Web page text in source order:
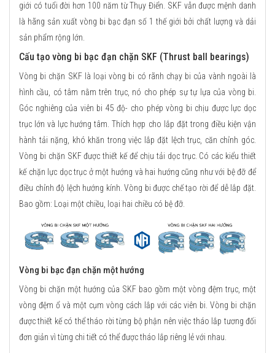
giới có tuổi đời hơn 100 năm từ Thụy Điển. SKF vẫn được mệnh danh
là hãng sản xuất vòng bi bạc đạn số 1 thế giới bởi chất lượng và dải
sản phẩm rộng lớn.
Cấu tạo vòng bi bạc đạn chặn SKF (Thrust ball bearings)
Vòng bi chặn SKF là loại vòng bi có rãnh chạy bi của vành ngoài là
hình cầu, có tâm nằm trên trục, nó cho phép sự tự lựa của vòng bi.
Góc nghiêng của viên bi 45 độ- cho phép vòng bi chịu được lực dọc
trục lớn và lực hướng tâm. Thích hợp cho lắp đặt trong điều kiện vận
hành tải nặng, khó khăn trong việc lắp đặt lệch trục, căn chỉnh góc.
Vòng bi chặn SKF được thiết kế để chịu tải dọc trục. Có các kiểu thiết
kế chặn lực dọc trục ở một hướng và hai hướng cũng như với bệ đỡ để
điều chỉnh độ lệch hướng kính. Vòng bi được chế tạo rời để dễ lắp đặt.
Bao gồm: Loại một chiều, loại hai chiều có bệ đỡ.
Vòng bi bạc đạn chặn một hướng
Vòng bi chặn một hướng của SKF bao gồm một vòng đệm trục, một
vòng đệm ổ và một cụm vòng cách lắp với các viên bi. Vòng bi chặn
được thiết kế có thể tháo rời từng bộ phận nên việc tháo lắp tương đối
đơn giản vì từng chi tiết có thể được tháo lắp riêng lẻ với nhau.